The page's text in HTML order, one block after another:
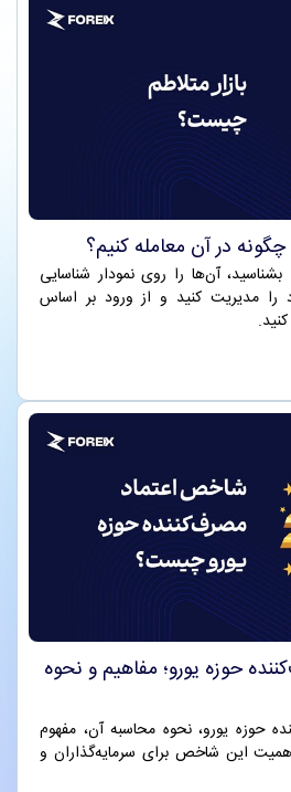
در آن معامله کنیم؟
بشناسید، آن‌ها را روی نمودار شناسایی
را مدیریت کنید و از ورود بر اساس
حوزه یورو؛ مفاهیم و نحوه
حوزه یورو، نحوه محاسبه آن، مفهوم
این شاخص برای سرمایه‌گذاران و